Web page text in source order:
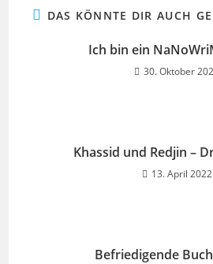
DAS KÖNNTE DIR AUCH
Ich bin ein
30. Oktober
Khassid und Redjin –
13. April 2022
Befriedigende